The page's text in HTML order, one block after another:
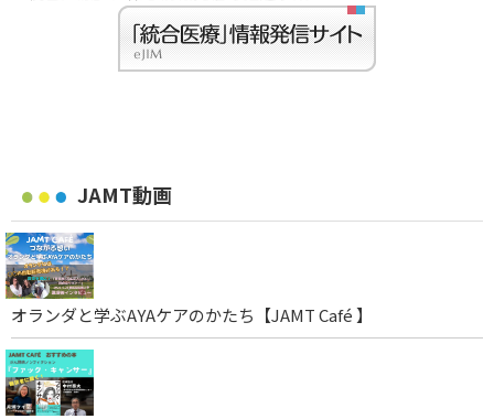
JAMT動画
オランダと学ぶAYAケアのかたち【JAMT Café 】